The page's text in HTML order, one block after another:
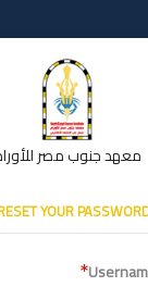
معهد جنوب مصر
YOUR